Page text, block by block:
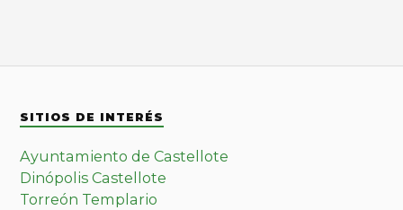
SITIOS DE INTERÉS
Ayuntamiento de Castellote
Dinópolis Castellote
Torreón Templario